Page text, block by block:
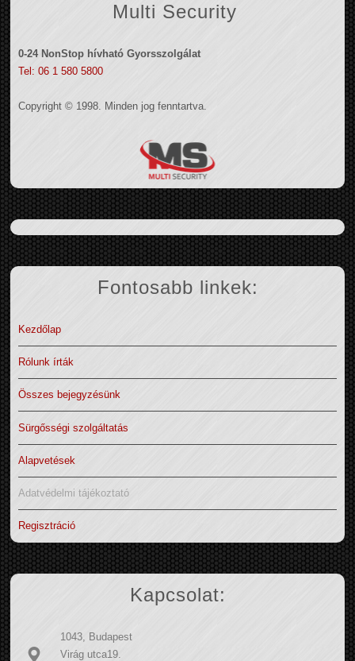
Multi Security
0-24 NonStop hívható Gyorsszolgálat
Tel: 06 1 580 5800
Copyright © 1998. Minden jog fenntartva.
Fontosabb linkek:
Kezdőlap
Rólunk írták
Összes bejegyzésünk
Sürgősségi szolgáltatás
Alapvetések
Adatvédelmi tájékoztató
Regisztráció
Kapcsolat:
1043, Budapest
Virág utca19.